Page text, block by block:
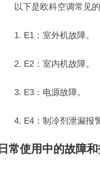
以下是欧科空调常见
1. E1：室外机故障。
2. E2：室内机故障。
3. E3：电源故障。
4. E4：制冷剂泄漏报
日常使用中的故障